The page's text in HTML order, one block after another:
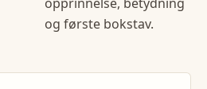
og første bokstav.